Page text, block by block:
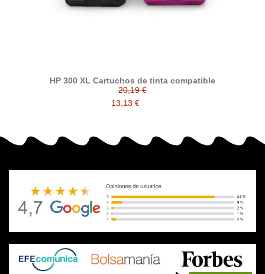
HP 300 XL Cartuchos de tinta compatible
20,19 €
13,13 €